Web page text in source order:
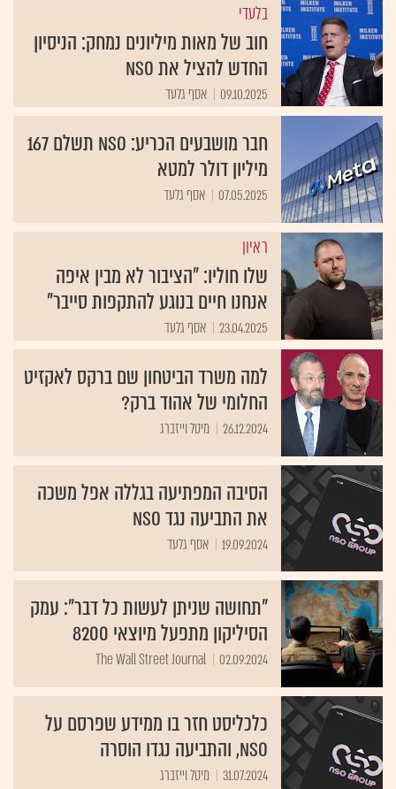
בלעדי
חוב של מאות מיליונים נמחק: הניסיון
החדש להציל את NSO
09.10.2025 אסף גלעד
חבר מושבעים הכריע: NSO תשלם 167
מיליון דולר למטא
07.05.2025 אסף גלעד
ראיון
שלו חוליו: "הציבור לא מבין איפה
אנחנו חיים בנוגע להתקפות סייבר"
23.04.2025 אסף גלעד
למה משרד הביטחון שם ברקס לאקזיט
החלומי של אהוד ברק?
26.12.2024 מיטל וייזברג
הסיבה המפתיעה בגללה אפל משכה
את התביעה נגד NSO
19.09.2024 אסף גלעד
"תחושה שניתן לעשות כל דבר": עמק
הסיליקון מתפעל מיוצאי 8200
02.09.2024
The Wall Street Journal
כלכליסט חזר בו ממידע שפרסם על
NSO, והתביעה נגדו הוסרה
31.07.2024 מיטל וייזברג